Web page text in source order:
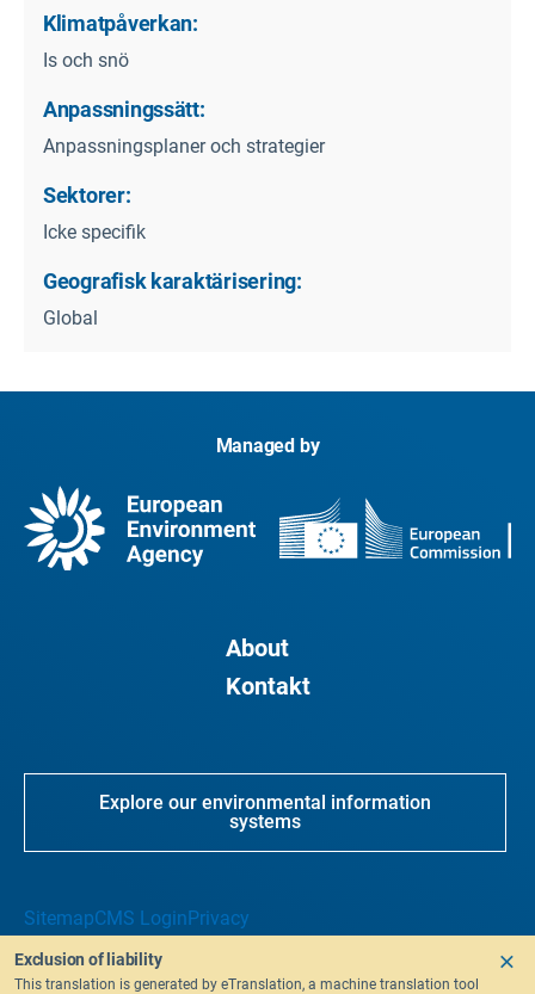
Klimatpåverkan:
Is och snö
Anpassningssätt:
Anpassningsplaner och strategier
Sektorer:
Icke specifik
Geografisk karaktärisering:
Global
Managed by
About
Kontakt
Explore our environmental information
systems
SitemapCMS LoginPrivacy
Exclusion of liability
This translation is generated by eTranslation, a machine translation tool